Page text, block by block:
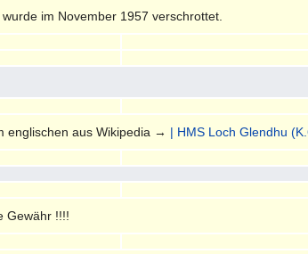
im November 1957 verschrottet.
englischen aus Wikipedia → | HMS Loch Glendhu
Gewähr !!!!